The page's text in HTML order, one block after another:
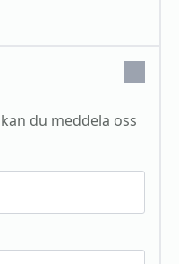
du meddela oss